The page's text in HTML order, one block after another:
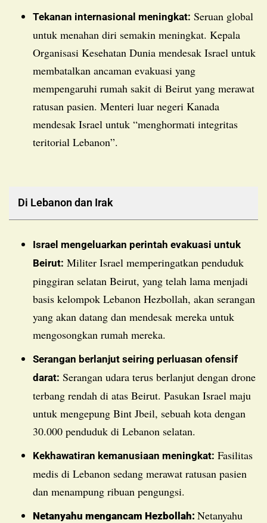
Tekanan internasional meningkat: Seruan global
untuk menahan diri semakin meningkat. Kepala
Organisasi Kesehatan Dunia mendesak Israel untuk
membatalkan ancaman evakuasi yang
mempengaruhi rumah sakit di Beirut yang merawat
ratusan pasien. Menteri luar negeri Kanada
mendesak Israel untuk “menghormati integritas
teritorial Lebanon”.
Di Lebanon dan Irak
Israel mengeluarkan perintah evakuasi untuk
Beirut: Militer Israel memperingatkan penduduk
pinggiran selatan Beirut, yang telah lama menjadi
basis kelompok Lebanon Hezbollah, akan serangan
yang akan datang dan mendesak mereka untuk
mengosongkan rumah mereka.
Serangan berlanjut seiring perluasan ofensif
darat: Serangan udara terus berlanjut dengan drone
terbang rendah di atas Beirut. Pasukan Israel maju
untuk mengepung Bint Jbeil, sebuah kota dengan
30.000 penduduk di Lebanon selatan.
Kekhawatiran kemanusiaan meningkat: Fasilitas
medis di Lebanon sedang merawat ratusan pasien
dan menampung ribuan pengungsi.
Netanyahu mengancam Hezbollah: Netanyahu